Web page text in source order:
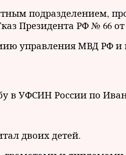
подразделением,
Президента РФ № 66 от
управления МВД РФ
в УФСИН России по
двоих детей.